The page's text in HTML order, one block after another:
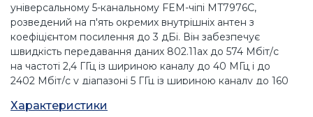
універсальному 5-канальному FEM-чіпі MT7976C,
розведений на п'ять окремих внутрішніх антен з
коефіцієнтом посилення до 3 дБі. Він забезпечує
швидкість передавання даних 802.11ax до 574 Мбіт/с
на частоті 2,4 ГГц із шириною каналу до 40 МГц і до
2402 Мбіт/с у діапазоні 5 ГГц із шириною каналу до 160
частоті 2,4 ГГц і MIMO 3x3 з двома просторовими
Характеристики